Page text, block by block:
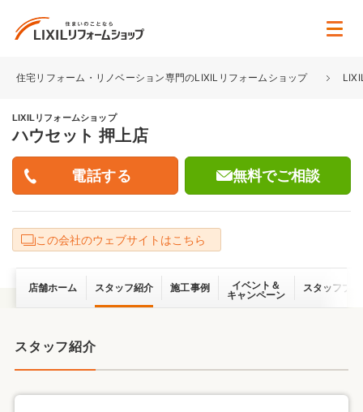
住宅リフォーム・リノベーション専門のLIXILリフォームショップ
LIXILリフォームショップ
ハウセット 押上店
無料でご相談
この会社のウェブサイトはこちら
店舗ホーム スタッフ紹介 施工事例
イベント＆
キャンペーン
スタッフブ
スタッフ紹介